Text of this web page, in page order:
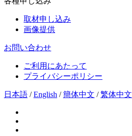
取材申し込み
画像提供
お問い合わせ
ご利用にあたって
プライバシーポリシー
日本語 /English /簡体中文 /繁体中文